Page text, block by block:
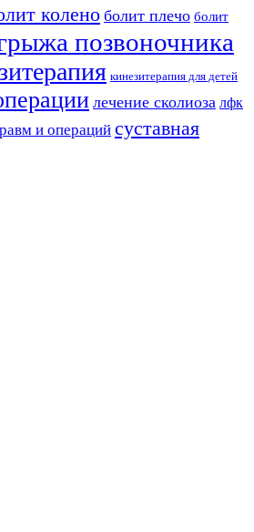
коленоболит плечо болит
позвоночника
кинезитерапия для детей
лечение сколиоза лфк
и операций суставная